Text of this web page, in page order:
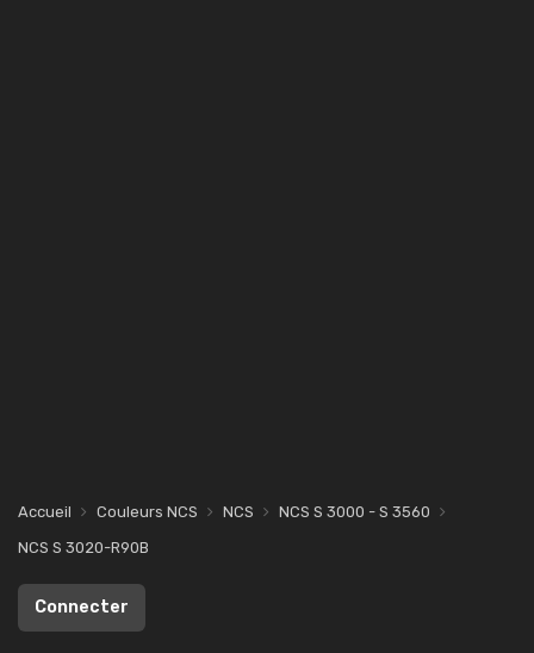
Accueil Couleurs NCS NCS
NCS S 3000 - S 3560
NCS S 3020-R90B
Connecter